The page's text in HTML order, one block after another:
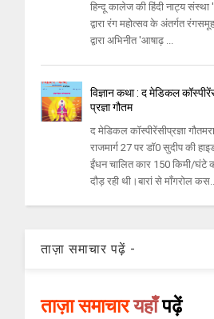
हिन्दू कालेज की हिंदी नाट्य संस्था
द्वारा रंग महोत्सव के अंतर्गत
द्वारा अभिनीत 'आषाढ़ ...
विज्ञान कथा : द मेडिकल
प्रज्ञा गौतम
द मेडिकल कॉस्पीरेंसीप्रज्ञा
राजमार्ग 27 पर डॉ0 सुदीप की
ईंधन चालित कार 150 किमी/घंटे
दौड़ रही थी।बारां से माँगरोल
ताज़ा समाचार पढ़ें -
ताज़ा समाचारयहाँपढ़ें